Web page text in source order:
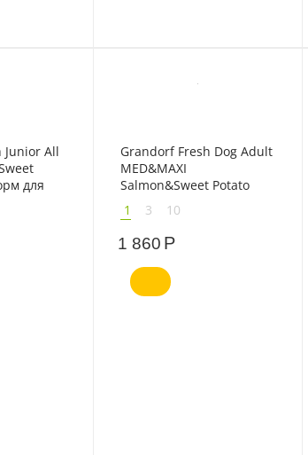
Junior All
для
мясо
Grandorf Fresh Dog Adult
MED&MAXI
Salmon&Sweet Potato
сухой корм для собак
средних и крупных
пород свежее филе
лосося с бататом
1 3 10
1 860 Р